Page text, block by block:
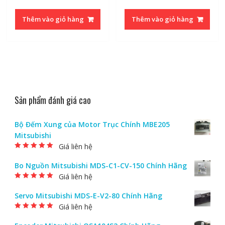
Thêm vào giỏ hàng Thêm vào giỏ hàng
Sản phẩm đánh giá cao
Bộ Đếm Xung của Motor Trục Chính MBE205
Mitsubishi
Giá liên hệ
Bo Nguồn Mitsubishi MDS-C1-CV-150 Chính Hãng
Giá liên hệ
Servo Mitsubishi MDS-E-V2-80 Chính Hãng
Giá liên hệ